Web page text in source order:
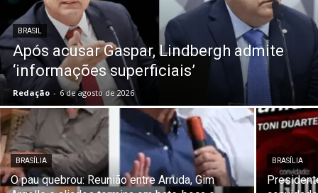
BRASIL
Após acusar Gaspar, Lindbergh admite
‘informações superficiais’
Redação - 6 de agosto de 2026
BRASÍLIA
O pau quebrou: Reunião entre Arruda, Gim
BRASÍLIA